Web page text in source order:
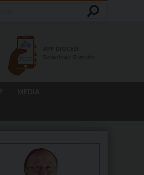
Cerca